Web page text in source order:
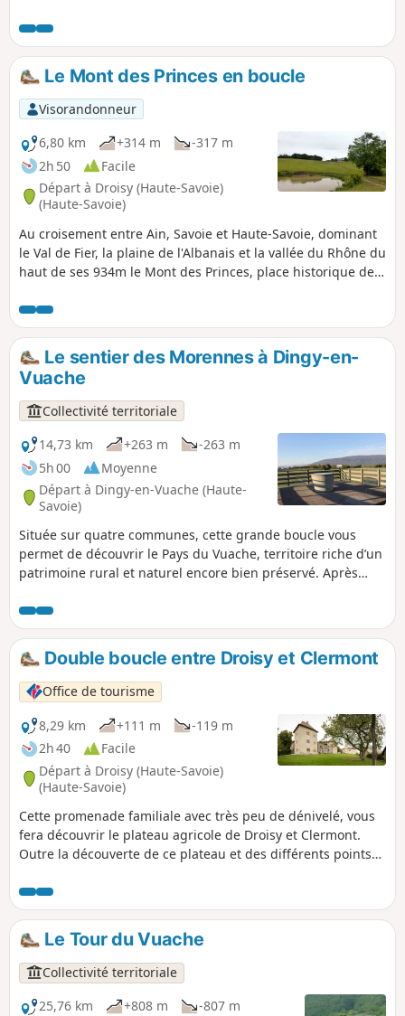
Bornachon est l'emplacement
exceptionnel pour visualiser tous ces
massifs.Le Mont des Princes en boucle
Visorandonneur
6,80 km
+314 m
-317 m
2h 50
Facile
Départ à Droisy (Haute-Savoie)
(Haute-Savoie)
Au croisement entre Ain, Savoie et Haute-Savoie, dominant
le Val de Fier, la plaine de l'Albanais et la vallée du Rhône du
haut de ses 934m le Mont des Princes, place historique de
incontournable de la région. Parmi les nombreux itinéraires
existants, cette boucle au départ de Droisy offre un accès
facile et ombragé, avec des chemins bien empierrés,
praticables par tous temps. Par temps clair, la vue étendue
sur les Alpes mérite la montée.
Le sentier des Morennes à Dingy-en-
Vuache
Collectivité territoriale
14,73 km
+263 m
-263 m
5h 00
Moyenne
Départ à Dingy-en-Vuache (Haute-
Savoie)
Située sur quatre communes, cette grande boucle vous
permet de découvrir le Pays du Vuache, territoire riche d’un
patrimoine rural et naturel encore bien préservé. Après
fraicheur, vous atteindrez le plateau des Longues Reisses,
où la vue panoramique s’étend de la Haute-Chaîne du Jura
aux Alpes (table d’orientation). Poursuivez ensuite votre
promenade par le parcours botanique et rejoignez le village
d'Epagny. Longez le Massif du Vuache en fin de randonnée.
Double boucle entre Droisy et Clermont
Office de tourisme
8,29 km
+111 m
-119 m
2h 40
Facile
Départ à Droisy (Haute-Savoie)
(Haute-Savoie)
Cette promenade familiale avec très peu de dénivelé, vous
fera découvrir le plateau agricole de Droisy et Clermont.
Outre la découverte de ce plateau et des différents points
Blanc, cette randonnée est l'occasion de visiter le Château
de Clermont (XVIe siècle).
Le Tour du Vuache
Collectivité territoriale
25,76 km
+808 m
-807 m